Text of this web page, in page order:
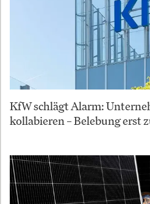
KfW schlägt Alarm:
kollabieren – Belebung erst